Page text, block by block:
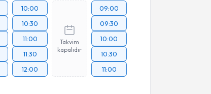
10:00
10:30
11:00
11:30
12:00
Takvim
kapalıdır
09:00
09:30
10:00
10:30
11:00